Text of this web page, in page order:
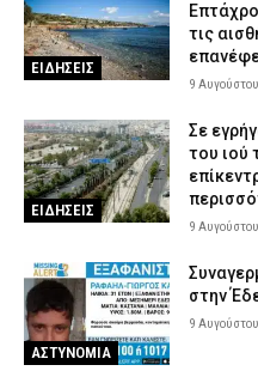
Τραγωδία στην Πάρο: Πνίγηκε
Προσήχθησαν ιδιοκτήτης και
ΑΣΤΥΝΟΜΙΑ 8 Αυγούστου 2026
Συναγερμός για φωτιά στη
ελικόπτερο
ΕΙΔΗΣΕΙΣ 8 Αυγούστου 2026 19:27
Φωτιά στην Αττικοβοιωτία:
διάσωσης και εκκένωσης
ΕΙΔΗΣΕΙΣ 8 Αυγούστου 2026 19:11
Νεκρή αρκούδα εντοπίστηκε
Καστοριάς – Εξετάζεται το
ΕΙΔΗΣΕΙΣ 8 Αυγούστου 2026 18:58
ΕΙΔΗΣΕΙΣ
τις
9
ΕΙΔΗΣΕΙΣ
Σε
του ιού
9
ΑΣΤΥΝΟΜΙΑ
στην
9